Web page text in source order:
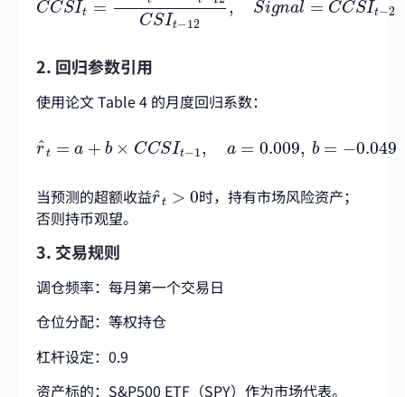
CCSIt =
CSIt−12
, Signal = CCSIt−2
2. 回归参数引用
使用论文 Table 4 的月度回归系数：
^
rt = a + b × CCSIt−1, a = 0.009, b = −0.049
^ = a+b ×CCS = 0.009,b − 0.049
当预测的超额收益^
rt > 0
r^ t> 0 时，持有市场风险资产；
否则持币观望。
3. 交易规则
调仓频率：每月第一个交易日
仓位分配：等权持仓
杠杆设定：0.9
资产标的：S&P500 ETF（SPY）作为市场代表。